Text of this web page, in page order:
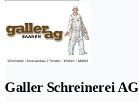
Galler Schreinerei AG